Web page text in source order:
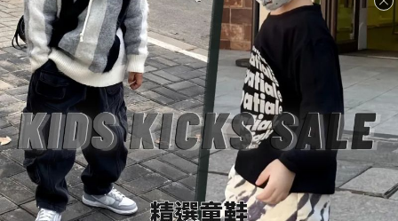
商品描述
💡 購物前請詳閱：【SoulKids 購物須知與條約】
💬 商品諮詢與建議：【聯繫官方 @LINE客服】